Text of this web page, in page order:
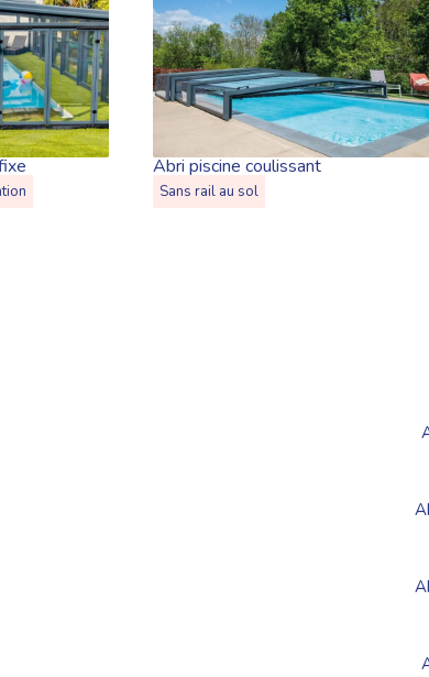
Abri piscine coulissant
Sans rail au sol
DÉCOUVREZ